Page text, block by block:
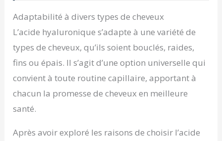
Adaptabilité à divers types de cheveux
L’acide hyaluronique s’adapte à une variété de
types de cheveux, qu’ils soient bouclés, raides,
fins ou épais. Il s’agit d’une option universelle qui
convient à toute routine capillaire, apportant à
chacun la promesse de cheveux en meilleure
santé.
Après avoir exploré les raisons de choisir l’acide